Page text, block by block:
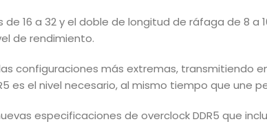
16 a 32 y el doble de longitud de ráfaga de 8 a
de rendimiento.
configuraciones más extremas, transmitiendo
es el nivel necesario, al mismo tiempo que
especificaciones de overclock DDR5 que